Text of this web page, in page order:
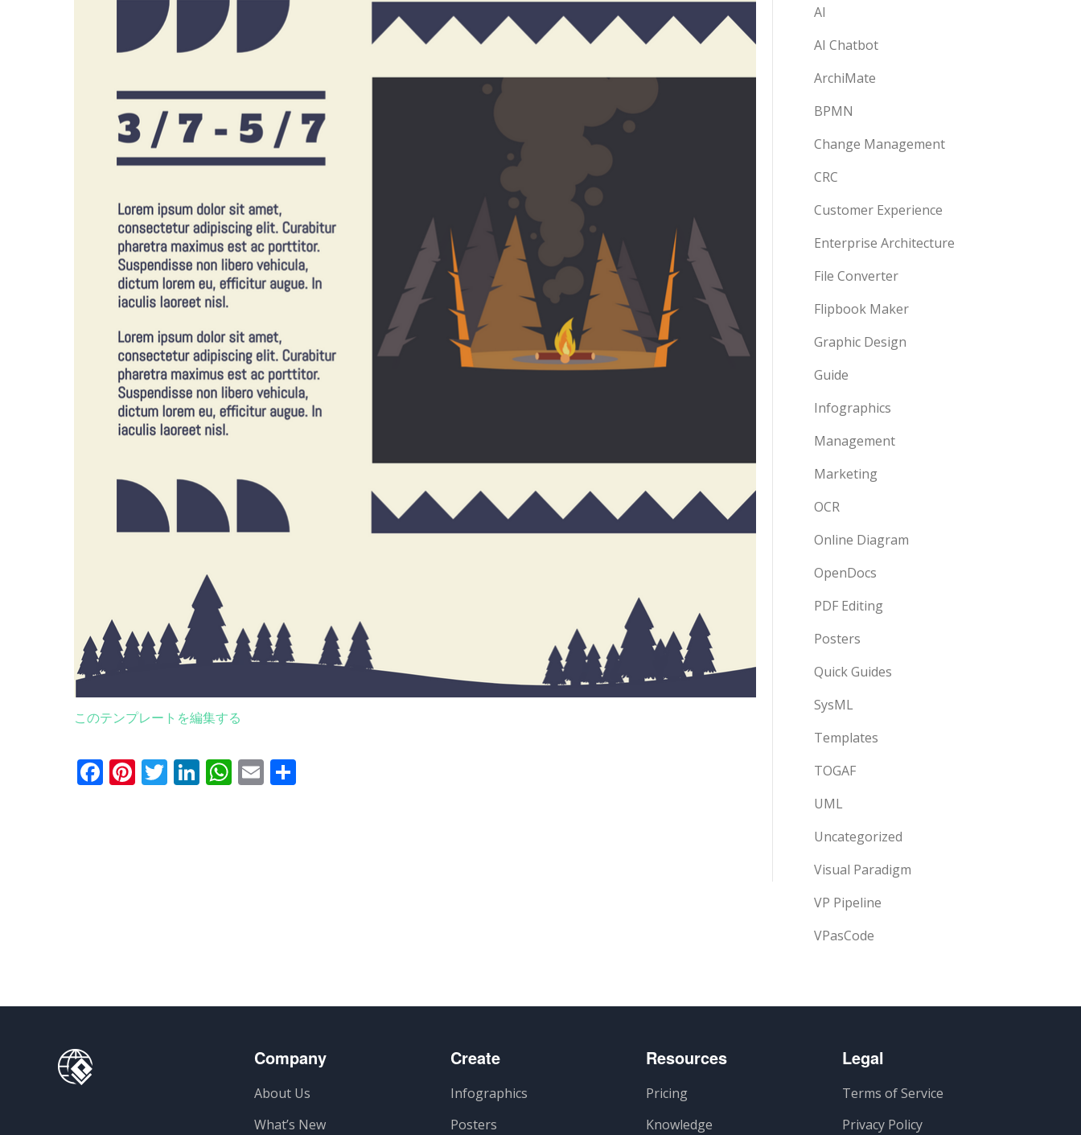
このテンプレートを編集する
Facebook
Pinterest
Twitter
LinkedIn
WhatsApp
Email
AI
AI Chatbot
ArchiMate
BPMN
Change Management
CRC
Customer Experience
Enterprise Architecture
File Converter
Flipbook Maker
Graphic Design
Guide
Infographics
Management
Marketing
OCR
Online Diagram
OpenDocs
PDF Editing
Posters
Quick Guides
SysML
Templates
TOGAF
UML
Uncategorized
Visual Paradigm
VP Pipeline
VPasCode
Company
About Us
What’s New
Create
Infographics
Posters
Resources
Pricing
Knowledge
Legal
Terms of Service
Privacy Policy